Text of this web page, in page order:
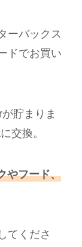
ーバックス
ドでお買い
貯まりま
交換。
やフード、
てくださ